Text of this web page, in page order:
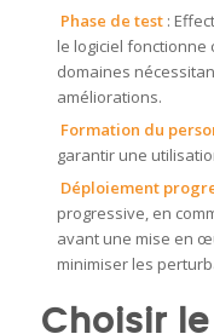
Phase de test:
le logiciel
domaines
améliorations.
Formation du
garantir une
Déploiement
progressive, en
avant une mise en
minimiser les
Choisir